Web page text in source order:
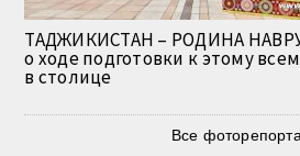
ТАДЖИКИСТАН – РОДИНА
о ходе подготовки к этому
в столице
Все